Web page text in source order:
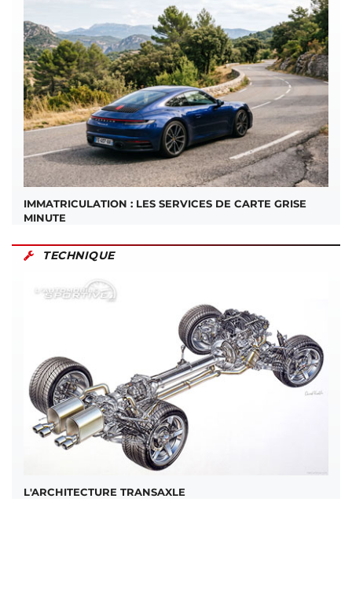
IMMATRICULATION : LES SERVICES DE CARTE GRISE
MINUTE
TECHNIQUE
L'ARCHITECTURE TRANSAXLE